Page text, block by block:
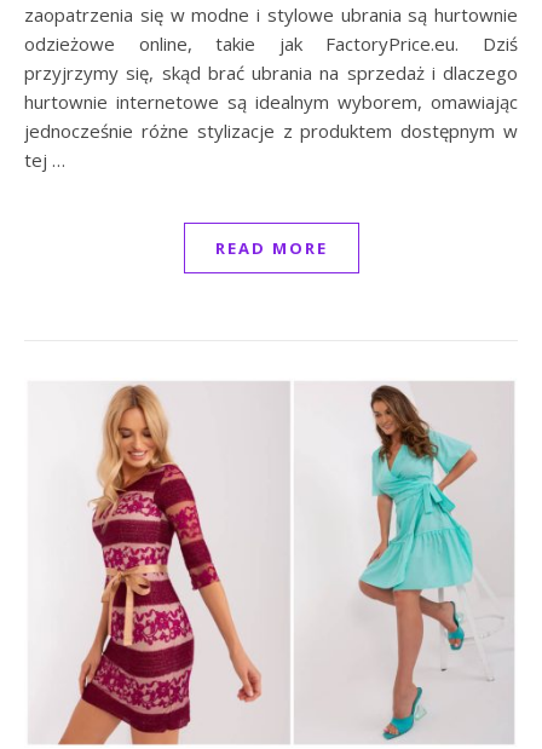
zaopatrzenia się w modne i stylowe ubrania są hurtownie
odzieżowe online, takie jak FactoryPrice.eu. Dziś
przyjrzymy się, skąd brać ubrania na sprzedaż i dlaczego
hurtownie internetowe są idealnym wyborem, omawiając
jednocześnie różne stylizacje z produktem dostępnym w
tej …
READ MORE